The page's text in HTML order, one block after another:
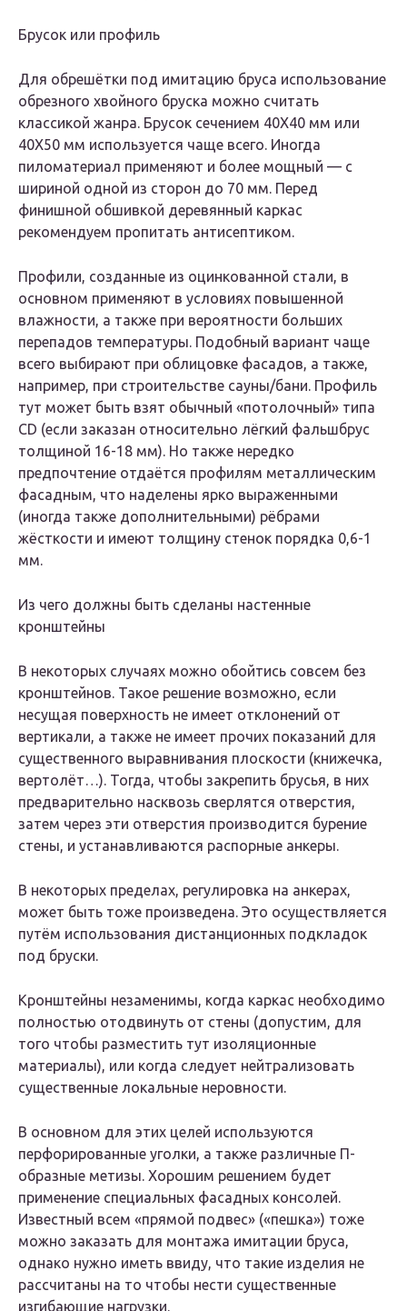
Брусок или профиль
Для обрешётки под имитацию бруса использование
обрезного хвойного бруска можно считать
классикой жанра. Брусок сечением 40Х40 мм или
40Х50 мм используется чаще всего. Иногда
пиломатериал применяют и более мощный — с
шириной одной из сторон до 70 мм. Перед
финишной обшивкой деревянный каркас
рекомендуем пропитать антисептиком.
Профили, созданные из оцинкованной стали, в
основном применяют в условиях повышенной
влажности, а также при вероятности больших
перепадов температуры. Подобный вариант чаще
всего выбирают при облицовке фасадов, а также,
например, при строительстве сауны/бани. Профиль
тут может быть взят обычный «потолочный» типа
CD (если заказан относительно лёгкий фальшбрус
толщиной 16-18 мм). Но также нередко
предпочтение отдаётся профилям металлическим
фасадным, что наделены ярко выраженными
(иногда также дополнительными) рёбрами
жёсткости и имеют толщину стенок порядка 0,6-1
мм.
Из чего должны быть сделаны настенные
кронштейны
В некоторых случаях можно обойтись совсем без
кронштейнов. Такое решение возможно, если
несущая поверхность не имеет отклонений от
вертикали, а также не имеет прочих показаний для
существенного выравнивания плоскости (книжечка,
вертолёт…). Тогда, чтобы закрепить брусья, в них
предварительно насквозь сверлятся отверстия,
затем через эти отверстия производится бурение
стены, и устанавливаются распорные анкеры.
В некоторых пределах, регулировка на анкерах,
может быть тоже произведена. Это осуществляется
путём использования дистанционных подкладок
под бруски.
Кронштейны незаменимы, когда каркас необходимо
полностью отодвинуть от стены (допустим, для
того чтобы разместить тут изоляционные
материалы), или когда следует нейтрализовать
существенные локальные неровности.
В основном для этих целей используются
перфорированные уголки, а также различные П-
образные метизы. Хорошим решением будет
применение специальных фасадных консолей.
Известный всем «прямой подвес» («пешка») тоже
можно заказать для монтажа имитации бруса,
однако нужно иметь ввиду, что такие изделия не
рассчитаны на то чтобы нести существенные
изгибающие нагрузки.